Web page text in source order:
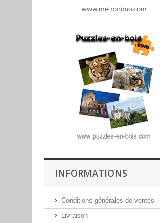
INFORMATIONS
Conditions générales de ventes
Livraison